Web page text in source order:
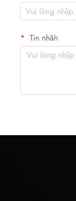
Tin nhắn